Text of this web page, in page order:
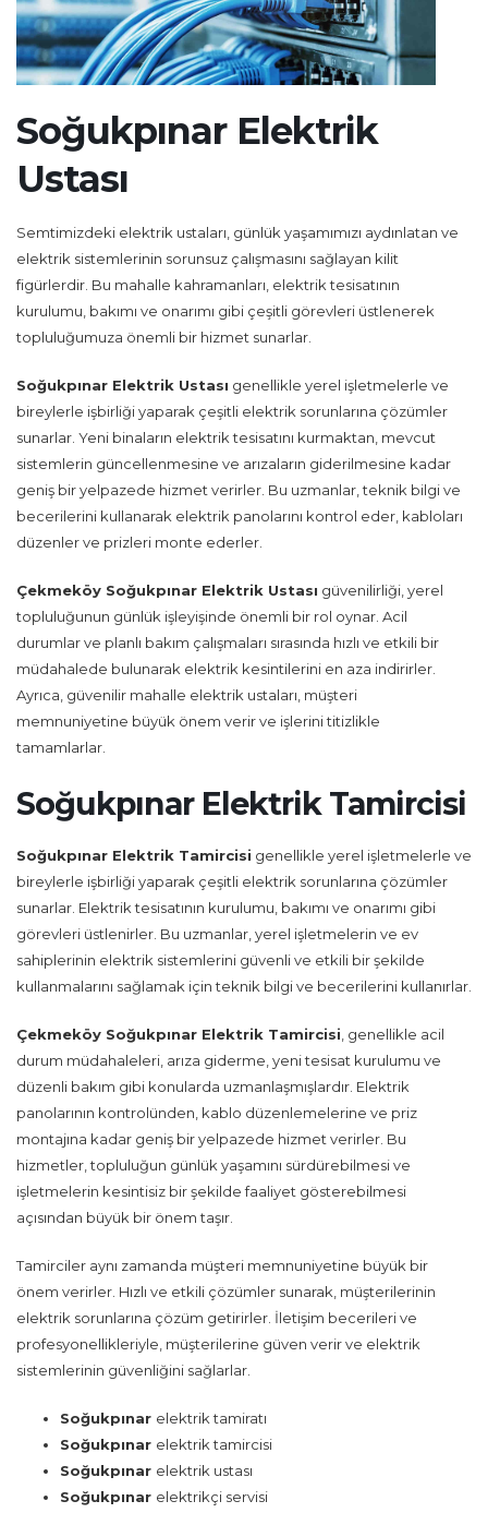
Soğukpınar Elektrik
Ustası
Semtimizdeki elektrik ustaları, günlük yaşamımızı aydınlatan ve
elektrik sistemlerinin sorunsuz çalışmasını sağlayan kilit
figürlerdir. Bu mahalle kahramanları, elektrik tesisatının
kurulumu, bakımı ve onarımı gibi çeşitli görevleri üstlenerek
topluluğumuza önemli bir hizmet sunarlar.
Soğukpınar Elektrik Ustası genellikle yerel işletmelerle ve
bireylerle işbirliği yaparak çeşitli elektrik sorunlarına çözümler
sunarlar. Yeni binaların elektrik tesisatını kurmaktan, mevcut
sistemlerin güncellenmesine ve arızaların giderilmesine kadar
geniş bir yelpazede hizmet verirler. Bu uzmanlar, teknik bilgi ve
becerilerini kullanarak elektrik panolarını kontrol eder, kabloları
düzenler ve prizleri monte ederler.
Çekmeköy Soğukpınar Elektrik Ustası güvenilirliği, yerel
topluluğunun günlük işleyişinde önemli bir rol oynar. Acil
durumlar ve planlı bakım çalışmaları sırasında hızlı ve etkili bir
müdahalede bulunarak elektrik kesintilerini en aza indirirler.
Ayrıca, güvenilir mahalle elektrik ustaları, müşteri
memnuniyetine büyük önem verir ve işlerini titizlikle
tamamlarlar.
Soğukpınar Elektrik Tamircisi
Soğukpınar Elektrik Tamircisi genellikle yerel işletmelerle ve
bireylerle işbirliği yaparak çeşitli elektrik sorunlarına çözümler
sunarlar. Elektrik tesisatının kurulumu, bakımı ve onarımı gibi
görevleri üstlenirler. Bu uzmanlar, yerel işletmelerin ve ev
sahiplerinin elektrik sistemlerini güvenli ve etkili bir şekilde
kullanmalarını sağlamak için teknik bilgi ve becerilerini kullanırlar.
Çekmeköy Soğukpınar Elektrik Tamircisi , genellikle acil
durum müdahaleleri, arıza giderme, yeni tesisat kurulumu ve
düzenli bakım gibi konularda uzmanlaşmışlardır. Elektrik
panolarının kontrolünden, kablo düzenlemelerine ve priz
montajına kadar geniş bir yelpazede hizmet verirler. Bu
hizmetler, topluluğun günlük yaşamını sürdürebilmesi ve
işletmelerin kesintisiz bir şekilde faaliyet gösterebilmesi
açısından büyük bir önem taşır.
Tamirciler aynı zamanda müşteri memnuniyetine büyük bir
önem verirler. Hızlı ve etkili çözümler sunarak, müşterilerinin
elektrik sorunlarına çözüm getirirler. İletişim becerileri ve
profesyonellikleriyle, müşterilerine güven verir ve elektrik
sistemlerinin güvenliğini sağlarlar.
Soğukpınar elektrik tamiratı
Soğukpınar elektrik tamircisi
Soğukpınar elektrik ustası
Soğukpınar elektrikçi servisi